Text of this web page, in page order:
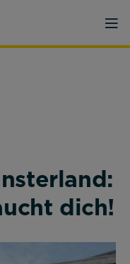
dich!